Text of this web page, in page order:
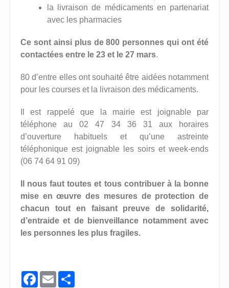
la livraison de médicaments en partenariat
avec les pharmacies
Ce sont ainsi plus de 800 personnes qui ont été
contactées entre le 23 et le 27 mars.
80 d’entre elles ont souhaité être aidées notamment
pour les courses et la livraison des médicaments.
Il est rappelé que la mairie est joignable par
téléphone au 02 47 34 36 31 aux horaires
d’ouverture habituels et qu’une astreinte
téléphonique est joignable les soirs et week-ends
(06 74 64 91 09)
Il nous faut toutes et tous contribuer à la bonne
mise en œuvre des mesures de protection de
chacun tout en faisant preuve de solidarité,
d’entraide et de bienveillance notamment avec
les personnes les plus fragiles.
Facebook
Email